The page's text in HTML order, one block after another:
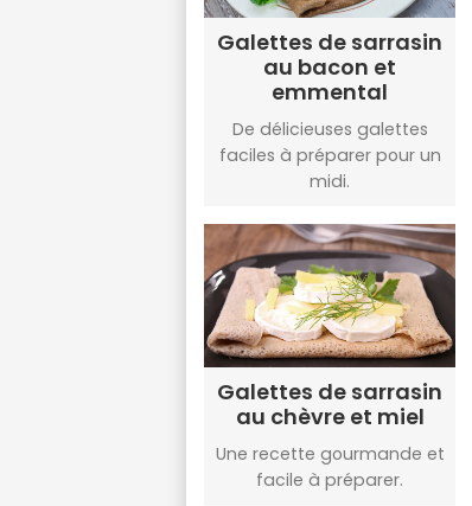
Galettes de sarrasin
au bacon et
emmental
De délicieuses galettes
faciles à préparer pour un
midi.
Galettes de sarrasin
au chèvre et miel
Une recette gourmande et
facile à préparer.